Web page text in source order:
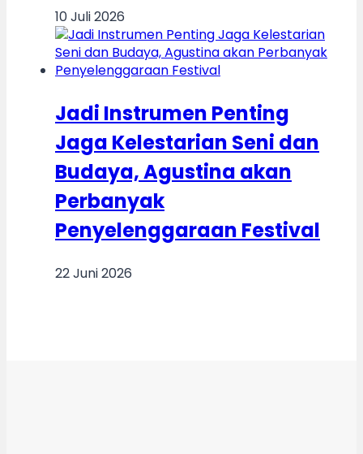
10 Juli 2026
Jadi Instrumen Penting
Jaga Kelestarian Seni dan
Budaya, Agustina akan
Perbanyak
Penyelenggaraan Festival
22 Juni 2026